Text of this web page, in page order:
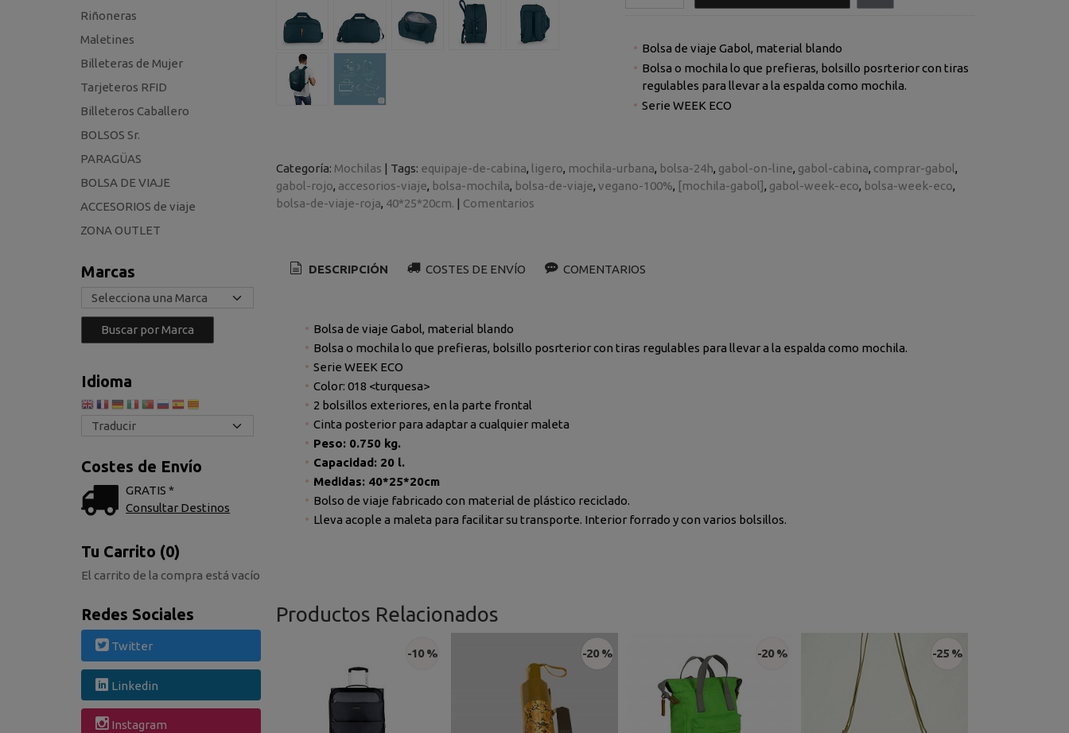
Riñoneras
Maletines
Billeteras de Mujer
Tarjeteros RFID
Billeteros Caballero
BOLSOS Sr.
PARAGÜAS
BOLSA DE VIAJE
ACCESORIOS de viaje
ZONA OUTLET
Marcas
Idioma
Costes de Envío
GRATIS *
Consultar Destinos
Tu Carrito (0)
El carrito de la compra está vacío
Redes Sociales
Twitter
Linkedin
Instagram
Bolsa de viaje Gabol, material blando
Bolsa o mochila lo que prefieras, bolsillo posrterior con tiras
regulables para llevar a la espalda como mochila.
Serie WEEK ECO
Categoría: Mochilas | Tags: equipaje-de-cabina ligero mochila-urbana bolsa-24h gabol-on-line gabol-cabina comprar-gabol
gabol-rojo accesorios-viaje bolsa-mochila bolsa-de-viaje vegano-100% [mochila-gabol] gabol-week-eco bolsa-week-eco
bolsa-de-viaje-roja 40*25*20cm. | Comentarios
DESCRIPCIÓN COSTES DE ENVÍO COMENTARIOS
Bolsa de viaje Gabol, material blando
Bolsa o mochila lo que prefieras, bolsillo posrterior con tiras regulables para llevar a la espalda como mochila.
Serie WEEK ECO
Color: 018 <turquesa>
2 bolsillos exteriores, en la parte frontal
Cinta posterior para adaptar a cualquier maleta
Peso: 0.750 kg.
Capacidad: 20 l.
Medidas: 40*25*20cm
Bolso de viaje fabricado con material de plástico reciclado.
Lleva acople a maleta para facilitar su transporte. Interior forrado y con varios bolsillos.
Productos Relacionados
-10 % -20 % -20 % -25 %